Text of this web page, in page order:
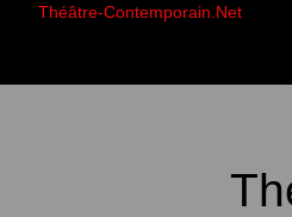
Théâtre-Contemporain.Net